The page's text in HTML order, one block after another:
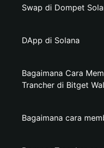
Swap di Dompet
DApp di Solana
Bagaimana Cara
Trancher di Bitget
Bagaimana cara